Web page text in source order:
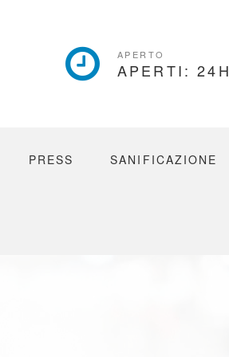
ICON
BOX
APERTO
APERTI: 24H
PRESS SANIFICAZIONE